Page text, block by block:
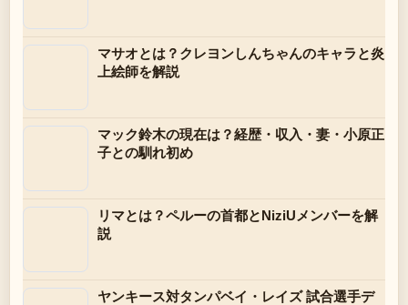
マサオとは？クレヨンしんちゃんのキャラと炎
上絵師を解説
マック鈴木の現在は？経歴・収入・妻・小原正
子との馴れ初め
リマとは？ペルーの首都とNiziUメンバーを解
説
ヤンキース対タンパベイ・レイズ 試合選手デ